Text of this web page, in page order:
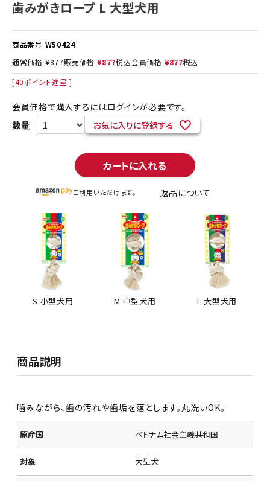
歯みがきロープ L 大型犬用
商品番号 W50424
通常価格 ¥877販売価格 ¥877税込会員価格 ¥877税込
[40ポイント進呈 ]
会員価格で購入するにはログインが必要です。
お気に入りに登録する
カートに入れる
ご利用いただけます。 返品について
S 小型犬用 M 中型犬用 L 大型犬用
商品説明
噛みながら、歯の汚れや歯垢を落とします。丸洗いOK。
原産国 ベトナム社会主義共和国
対象 大型犬